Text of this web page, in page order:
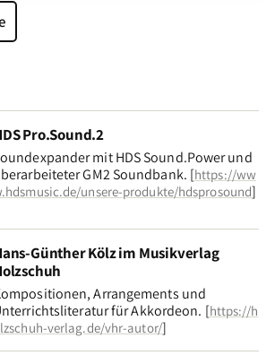
Pro.Sound.2
mit HDS Sound.Power und
GM2 Soundbank. [https://ww
unsere-produkte/hdsprosound]
Günther Kölz im Musikverlag
Arrangements und
für Akkordeon. [https://h
verlag.de/vhr-autor/]